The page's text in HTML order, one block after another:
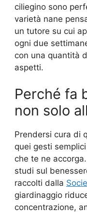
ciliegino sono
varietà nane
un tutore su cui
ogni due
con una quantità
aspetti.
Perché fa
non solo
Prendersi cura di
quei gesti
che te ne
studi sul
raccolti dalla
giardinaggio
concentrazione,